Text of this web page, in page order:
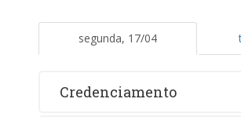
segunda, 17/04
Credenciamento